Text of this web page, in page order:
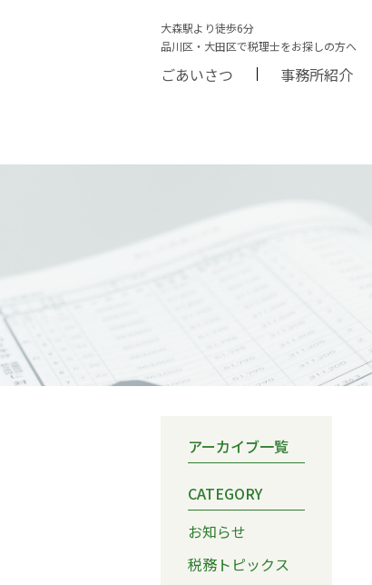
大森駅より徒歩6分
品川区・大田区で税理士をお探しの方へ
ごあいさつ
事務所紹介
アーカイブ一覧
CATEGORY
お知らせ
税務トピックス